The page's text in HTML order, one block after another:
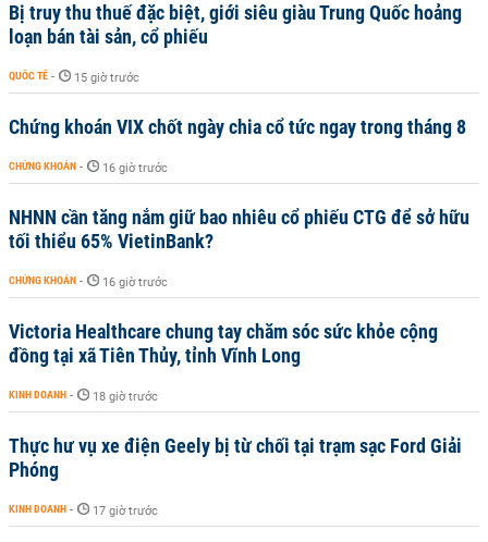
Bị truy thu thuế đặc biệt, giới siêu giàu Trung Quốc hoảng
loạn bán tài sản, cổ phiếu
QUỐC TẾ - 15 giờ trước
Chứng khoán VIX chốt ngày chia cổ tức ngay trong tháng 8
CHỨNG KHOÁN - 16 giờ trước
NHNN cần tăng nắm giữ bao nhiêu cổ phiếu CTG để sở hữu
tối thiểu 65% VietinBank?
CHỨNG KHOÁN - 16 giờ trước
Victoria Healthcare chung tay chăm sóc sức khỏe cộng
đồng tại xã Tiên Thủy, tỉnh Vĩnh Long
KINH DOANH - 18 giờ trước
Thực hư vụ xe điện Geely bị từ chối tại trạm sạc Ford Giải
Phóng
KINH DOANH - 17 giờ trước